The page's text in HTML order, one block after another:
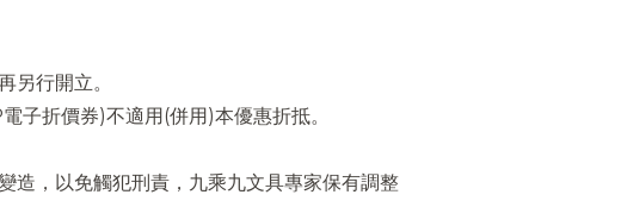
另行開立。
子折價券)不適用(併用)本優惠折抵。
造，以免觸犯刑責，九乘九文具專家保有調整